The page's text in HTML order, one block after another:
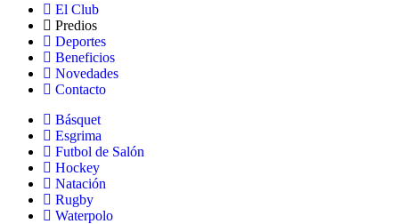
El Club
Predios
Deportes
Beneficios
Novedades
Contacto
Básquet
Esgrima
Futbol de Salón
Hockey
Natación
Rugby
Waterpolo